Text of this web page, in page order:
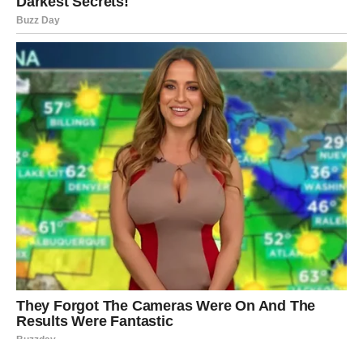
Poruka zvezda za Raka:
ono što dolazi – dolazi da te zaštiti i zagrli.